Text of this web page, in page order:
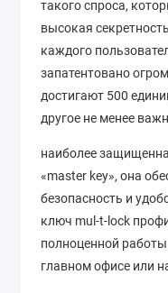
такого спроса,
высокая
каждого
запатентовано
достигают 500
другое не менее
наиболее
«master key», она
безопасность и
ключ mul-t-lock
полноценной
главном офисе или